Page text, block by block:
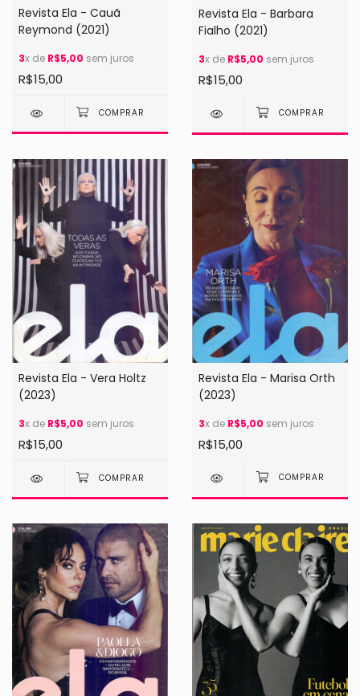
Revista Ela - Cauã
Reymond (2021)
3x de R$5,00 sem juros
R$15,00
Revista Ela - Barbara
Fialho (2021)
3x de R$5,00 sem juros
R$15,00
Revista Ela - Vera Holtz
(2023)
3x de R$5,00 sem juros
R$15,00
Revista Ela - Marisa Orth
(2023)
3x de R$5,00 sem juros
R$15,00